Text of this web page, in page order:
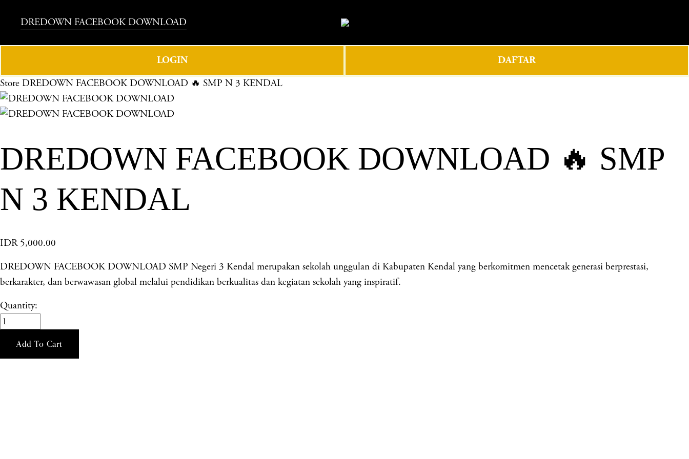
DREDOWN FACEBOOK DOWNLOAD
LOGIN DAFTAR
Store DREDOWN FACEBOOK DOWNLOAD 🔥 SMP N 3 KENDAL
DREDOWN FACEBOOK DOWNLOAD 🔥 SMP
N 3 KENDAL
IDR 5,000.00
DREDOWN FACEBOOK DOWNLOAD SMP Negeri 3 Kendal merupakan sekolah unggulan di Kabupaten Kendal yang berkomitmen mencetak generasi berprestasi,
berkarakter, dan berwawasan global melalui pendidikan berkualitas dan kegiatan sekolah yang inspiratif.
Quantity:
Add To Cart